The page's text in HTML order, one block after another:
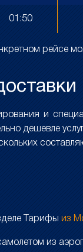
01:50
рейсе
и
дешевле
Тарифы из
из